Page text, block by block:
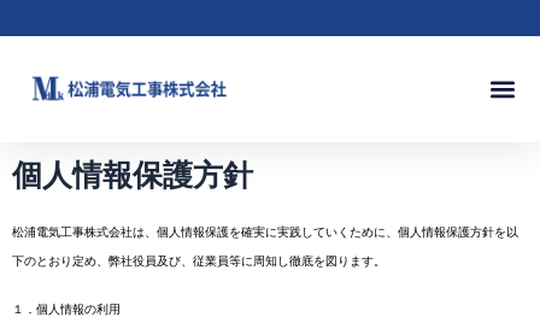
容
プ
メ
個人情報保護方針
松浦電気工事株式会社は、個人情報保護を確実に実践していくために、個人情報保護方針を以
下のとおり定め、弊社役員及び、従業員等に周知し徹底を図ります。
１．個人情報の利用